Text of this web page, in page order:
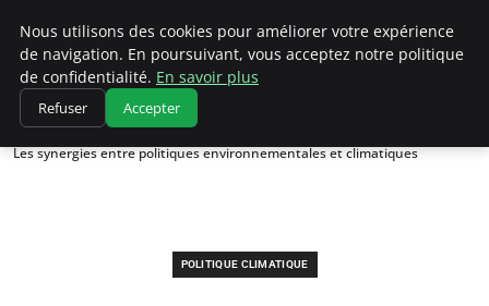
Climatedebtagents
Accueil
Politique climatique
Les synergies entre politiques environnementales et climatiques
POLITIQUE CLIMATIQUE
Nous utilisons des cookies pour améliorer votre expérience
de navigation. En poursuivant, vous acceptez notre politique
de confidentialité. En savoir plus
Refuser Accepter